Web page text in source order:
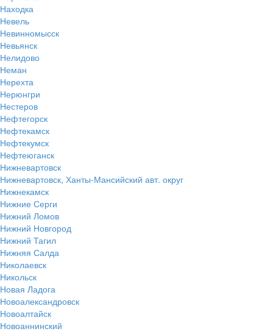
Находка
Невель
Невинномысск
Невьянск
Нелидово
Неман
Нерехта
Нерюнгри
Нестеров
Нефтегорск
Нефтекамск
Нефтекумск
Нефтеюганск
Нижневартовск
Нижневартовск, Ханты-Мансийский авт. округ
Нижнекамск
Нижние Серги
Нижний Ломов
Нижний Новгород
Нижний Тагил
Нижняя Салда
Николаевск
Никольск
Новая Ладога
Новоалександровск
Новоалтайск
Новоаннинский